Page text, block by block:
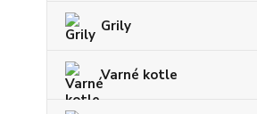
Grily
Varné kotle